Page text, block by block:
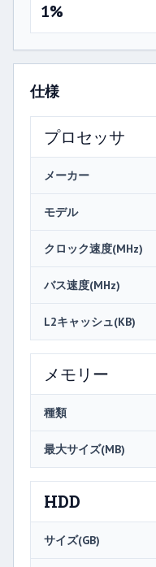
1%
仕様
プロセッサ
メーカー
モデル
クロック速度(MHz)
バス速度(MHz)
L2キャッシュ(KB)
メモリー
種類
最大サイズ(MB)
HDD
サイズ(GB)